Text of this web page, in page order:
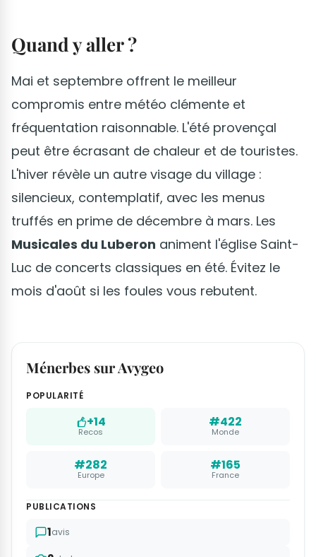
Quand y aller ?
Mai et septembre offrent le meilleur
compromis entre météo clémente et
fréquentation raisonnable. L'été provençal
peut être écrasant de chaleur et de touristes.
L'hiver révèle un autre visage du village :
silencieux, contemplatif, avec les menus
truffés en prime de décembre à mars. Les
Musicales du Luberon animent l'église Saint-
Luc de concerts classiques en été. Évitez le
mois d'août si les foules vous rebutent.
Ménerbes sur Avygeo
POPULARITÉ
+14
Recos
#422
Monde
#282
Europe
#165
France
PUBLICATIONS
1avis